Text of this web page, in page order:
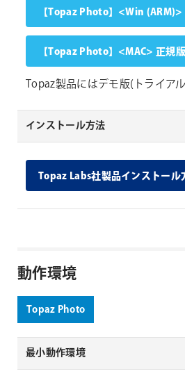
【Topaz Photo】<Win
【Topaz Photo】<MAC> 正規版
Topaz製品にはデモ版(トライア
インストール方法
Topaz Labs社製品インストール
動作環境
Topaz Photo
最小動作環境